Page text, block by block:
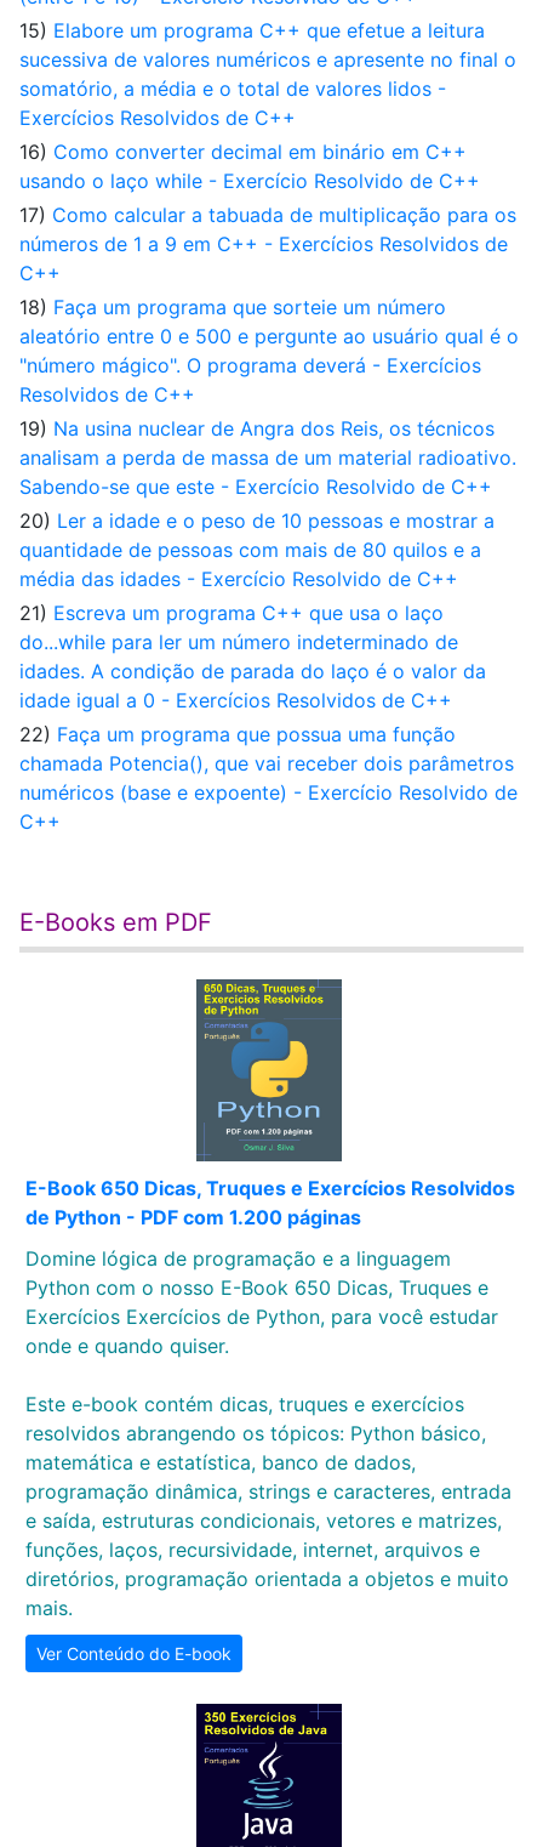
15) Elabore um programa C++ que efetue a leitura
sucessiva de valores numéricos e apresente no final o
somatório, a média e o total de valores lidos -
Exercícios Resolvidos de C++
16) Como converter decimal em binário em C++
usando o laço while - Exercício Resolvido de C++
17) Como calcular a tabuada de multiplicação para os
números de 1 a 9 em C++ - Exercícios Resolvidos de
C++
18) Faça um programa que sorteie um número
aleatório entre 0 e 500 e pergunte ao usuário qual é o
"número mágico". O programa deverá - Exercícios
Resolvidos de C++
19) Na usina nuclear de Angra dos Reis, os técnicos
analisam a perda de massa de um material radioativo.
Sabendo-se que este - Exercício Resolvido de C++
20) Ler a idade e o peso de 10 pessoas e mostrar a
quantidade de pessoas com mais de 80 quilos e a
média das idades - Exercício Resolvido de C++
21) Escreva um programa C++ que usa o laço
do...while para ler um número indeterminado de
idades. A condição de parada do laço é o valor da
idade igual a 0 - Exercícios Resolvidos de C++
22) Faça um programa que possua uma função
chamada Potencia(), que vai receber dois parâmetros
numéricos (base e expoente) - Exercício Resolvido de
C++
E-Books em PDF
E-Book 650 Dicas, Truques e Exercícios Resolvidos
de Python - PDF com 1.200 páginas
Domine lógica de programação e a linguagem
Python com o nosso E-Book 650 Dicas, Truques e
Exercícios Exercícios de Python, para você estudar
onde e quando quiser.
Este e-book contém dicas, truques e exercícios
resolvidos abrangendo os tópicos: Python básico,
matemática e estatística, banco de dados,
programação dinâmica, strings e caracteres, entrada
e saída, estruturas condicionais, vetores e matrizes,
funções, laços, recursividade, internet, arquivos e
diretórios, programação orientada a objetos e muito
mais.
Ver Conteúdo do E-book